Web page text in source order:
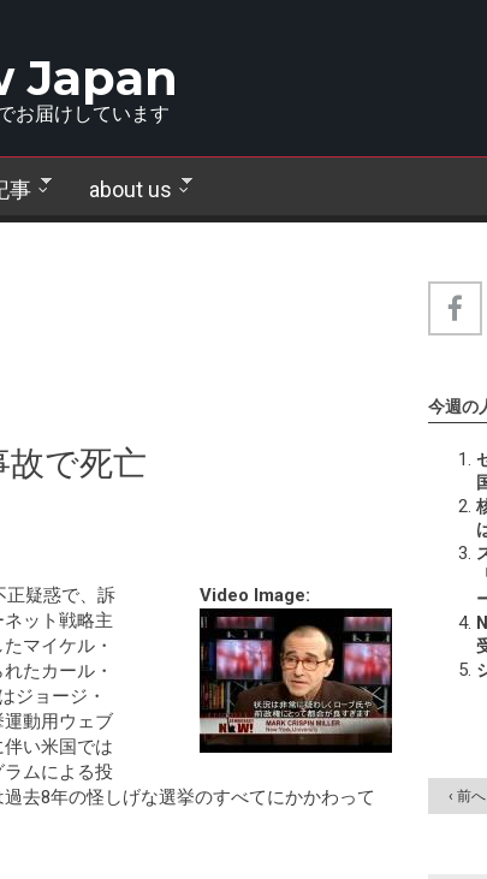
Japan
お届けしています
事 about us
故で死亡
Video Image:
正疑惑で、訴
ット戦略主
マイケル・
たカール・
ジョージ・
動用ウェブ
い米国では
ムによる投
去8年の怪しげな選挙のすべてにかかわって
今週の
‹ 前へ